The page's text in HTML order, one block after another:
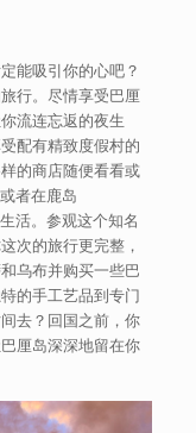
能吸引你的心吧？
行。尽情享受巴厘
流连忘返的夜生
配有精致度假村的
的商店随便看看或
者在鹿岛
活。参观这个知名
次的旅行更完整，
乌布并购买一些巴
的手工艺品到专门
去？回国之前，你
厘岛深深地留在你